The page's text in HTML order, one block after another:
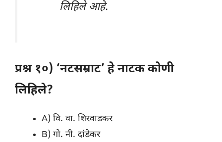
लिहिले आहे.
प्रश्न १०) ‘नटसम्राट’ हे नाटक कोणी
लिहिले?
A) वि. वा. शिरवाडकर
B) गो. नी. दांडेकर